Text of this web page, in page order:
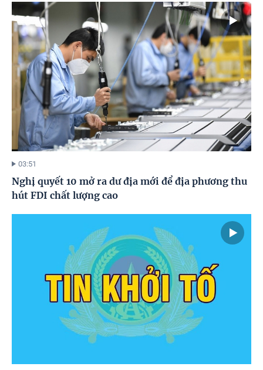
03:51
Nghị quyết 10 mở ra dư địa mới để địa phương thu
hút FDI chất lượng cao